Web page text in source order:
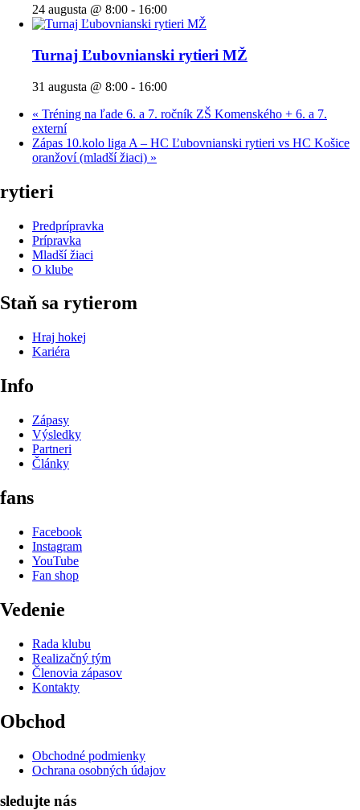
24 augusta @ 8:00 - 16:00
Turnaj Ľubovnianski rytieri MŽ
31 augusta @ 8:00 - 16:00
« Tréning na ľade 6. a 7. ročník ZŠ Komenského + 6. a 7.
externí
Zápas 10.kolo liga A – HC Ľubovnianski rytieri vs HC Košice
oranžoví (mladší žiaci) »
rytieri
Predprípravka
Prípravka
Mladší žiaci
O klube
Staň sa rytierom
Hraj hokej
Kariéra
Info
Zápasy
Výsledky
Partneri
Články
fans
Facebook
Instagram
YouTube
Fan shop
Vedenie
Rada klubu
Realizačný tým
Členovia zápasov
Kontakty
Obchod
Obchodné podmienky
Ochrana osobných údajov
sledujte nás